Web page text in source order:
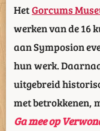
HetGorcums
werken van de 16
aan Symposion
hun werk.
uitgebreid
met betrokkenen,
Ga mee op